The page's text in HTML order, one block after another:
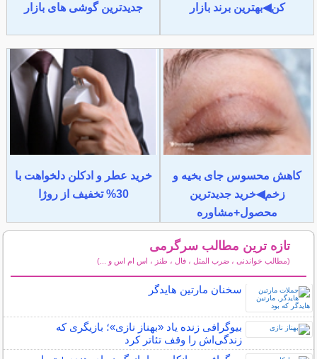
کن◀بهترین برند بازار
جدیدترین گوشی های بازار
کاهش محسوس جای بخیه و
زخم◀خرید جدیدترین
محصول+مشاوره
خرید عطر و ادکلن دلخواهت با
30% تخفیف از روژا
تازه ترین مطالب سرگرمی
(مطالب خواندنی ، ضرب المثل ، فال ، طنز ، اس ام اس و ...)
سخنان مارتین هایدگر
بیوگرافی زنده یاد «بهناز نازی»؛ بازیگری که
زندگی‌اش را وقف تئاتر کرد